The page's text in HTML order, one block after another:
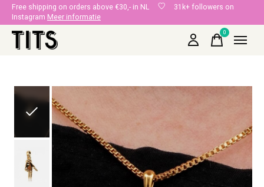
Free shipping on orders above €30,- in NL
31k+ followers on
Instagram Meer informatie
0items
Slideshow Items